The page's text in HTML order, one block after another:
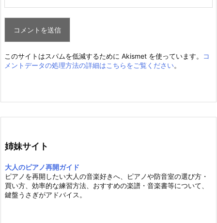
このサイトはスパムを低減するために Akismet を使っています。
コ
メントデータの処理方法の詳細はこちらをご覧ください。
姉妹サイト
大人のピアノ再開ガイド
ピアノを再開したい大人の音楽好きへ、ピアノや防音室の選び方・
買い方、効率的な練習方法、おすすめの楽譜・音楽書等について、
鍵盤うさぎがアドバイス。